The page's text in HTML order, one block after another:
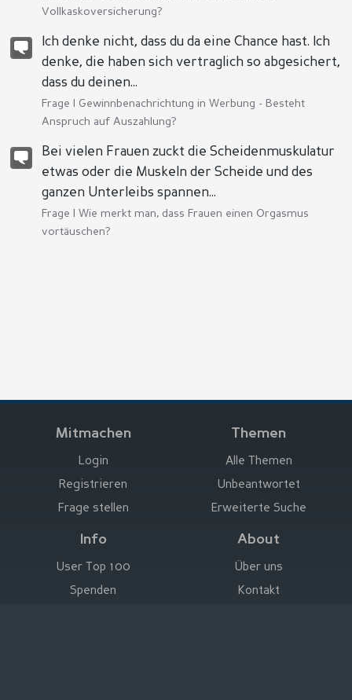
Vollkaskoversicherung?
Ich denke nicht, dass du da eine Chance hast. Ich
denke, die haben sich vertraglich so abgesichert,
dass du deinen...
Frage | Gewinnbenachrichtung in Werbung - Besteht
Anspruch auf Auszahlung?
Bei vielen Frauen zuckt die Scheidenmuskulatur
etwas oder die Muskeln der Scheide und des
ganzen Unterleibs spannen...
Frage |Wie merkt man, dass Frauen einen Orgasmus
vortäuschen?
Mitmachen
Login
Registrieren
Frage stellen
Themen
Alle Themen
Unbeantwortet
Erweiterte Suche
Info
User Top 100
Spenden
About
Über uns
Kontakt